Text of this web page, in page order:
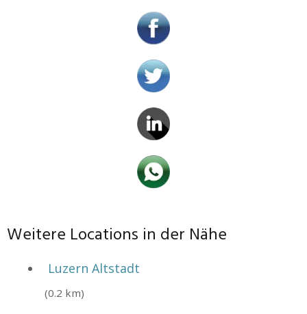
Weitere Locations in der Nähe
Luzern Altstadt
(0.2 km)